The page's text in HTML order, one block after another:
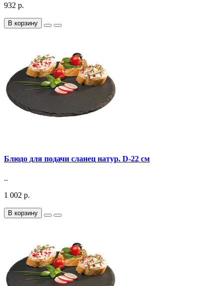
932 р.
В корзину
Блюдо для подачи сланец натур. D-22 см
..
1 002 р.
В корзину